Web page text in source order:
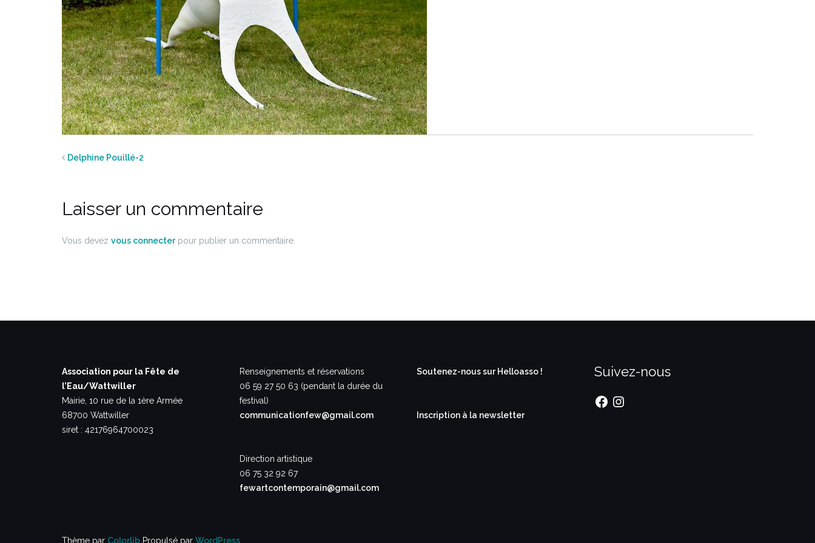
Delphine Pouillé-2
Laisser un commentaire
Vous devez vous connecterpour publier un commentaire.
Association pour la Fête de
l’Eau/Wattwiller
Mairie, 10 rue de la 1ère Armée
68700 Wattwiller
siret : 42176964700023
Renseignements et réservations
06 59 27 50 63 (pendant la durée du
festival)
communicationfew@gmail.com
Direction artistique
06 75 32 92 67
fewartcontemporain@gmail.com
Soutenez-nous sur Helloasso !
Inscription à la newsletter
Suivez-nous
FacebookInstagram
Thème par Colorlib Propulsé par WordPress